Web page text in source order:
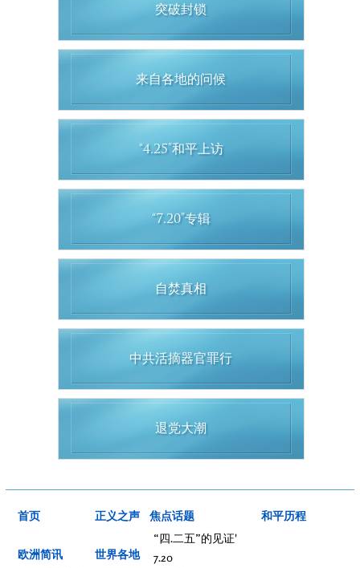
突破封锁
来自各地的问候
“4.25”和平上访
“7.20”专辑
自焚真相
中共活摘器官罪行
退党大潮
首页
欧洲简讯
正义之声
世界各地
焦点话题
“四.二五”的见证'
7.20
和平历程